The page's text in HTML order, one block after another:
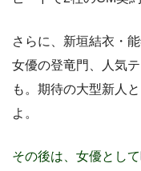
さらに、新垣結衣・
女優の登竜門、人気
も。期待の大型新人
よ。
その後は、女優として